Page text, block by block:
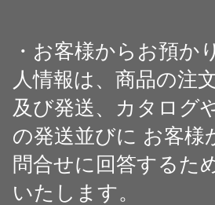
・お客様からお預か
人情報は、商品の注
及び発送、カタログ
の発送並びに お客様
問合せに回答するた
いたします。